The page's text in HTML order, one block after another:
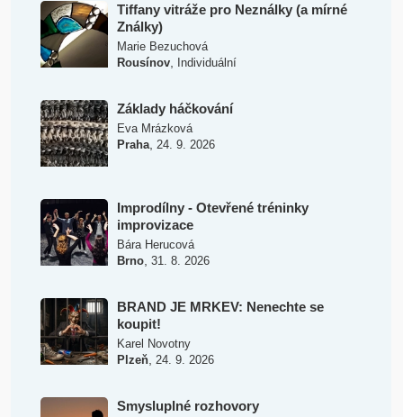
Tiffany vitráže pro Neználky (a mírné
Ználky)
Marie Bezuchová
Rousínov, Individuální
Základy háčkování
Eva Mrázková
Praha, 24. 9. 2026
Improdílny - Otevřené tréninky
improvizace
Bára Herucová
Brno, 31. 8. 2026
BRAND JE MRKEV: Nenechte se
koupit!
Karel Novotny
Plzeň, 24. 9. 2026
Smysluplné rozhovory